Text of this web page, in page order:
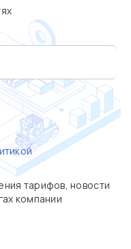
тарифов, новости
компании